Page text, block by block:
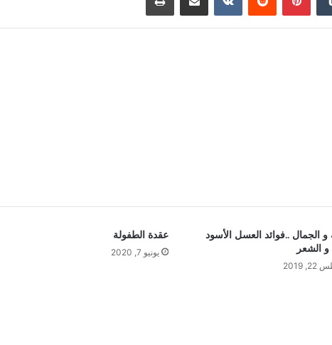
و الجمال ..فوائد العسل الأسود
الشعر
2019
عقدة الطفولة
يونيو 7, 2020